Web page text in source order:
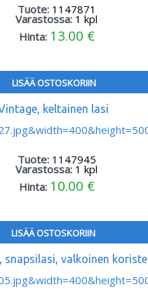
Tuote: 1147871
Varastossa: 1 kpl
Hinta: 13.00 €
LISÄÄ OSTOSKORIIN
keltainen lasi
Tuote: 1147945
Varastossa: 1 kpl
Hinta: 10.00 €
LISÄÄ OSTOSKORIIN
snapsilasi, valkoinen koriste